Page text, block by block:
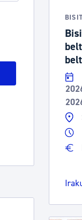
Albisteak
Abisuak
Kultur